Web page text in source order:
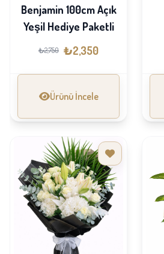
Benjamin 100cm Açık
Yeşil Hediye Paketli
₺2,750 ₺2,350
Ürünü İncele